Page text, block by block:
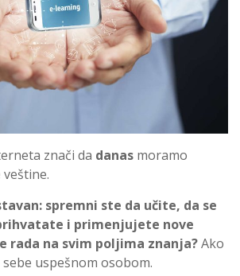
znači da danas moramo
veštine.
spremni ste da učite, da se
i primenjujete nove
rada na svim poljima znanja?Ako
uspešnom osobom.